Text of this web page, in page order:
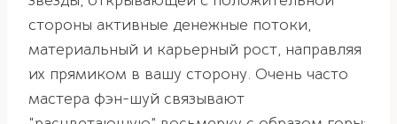
стороны активные денежные потоки,
материальный и карьерный рост, направляя
их прямиком в вашу сторону. Очень часто
мастера фэн-шуй связывают